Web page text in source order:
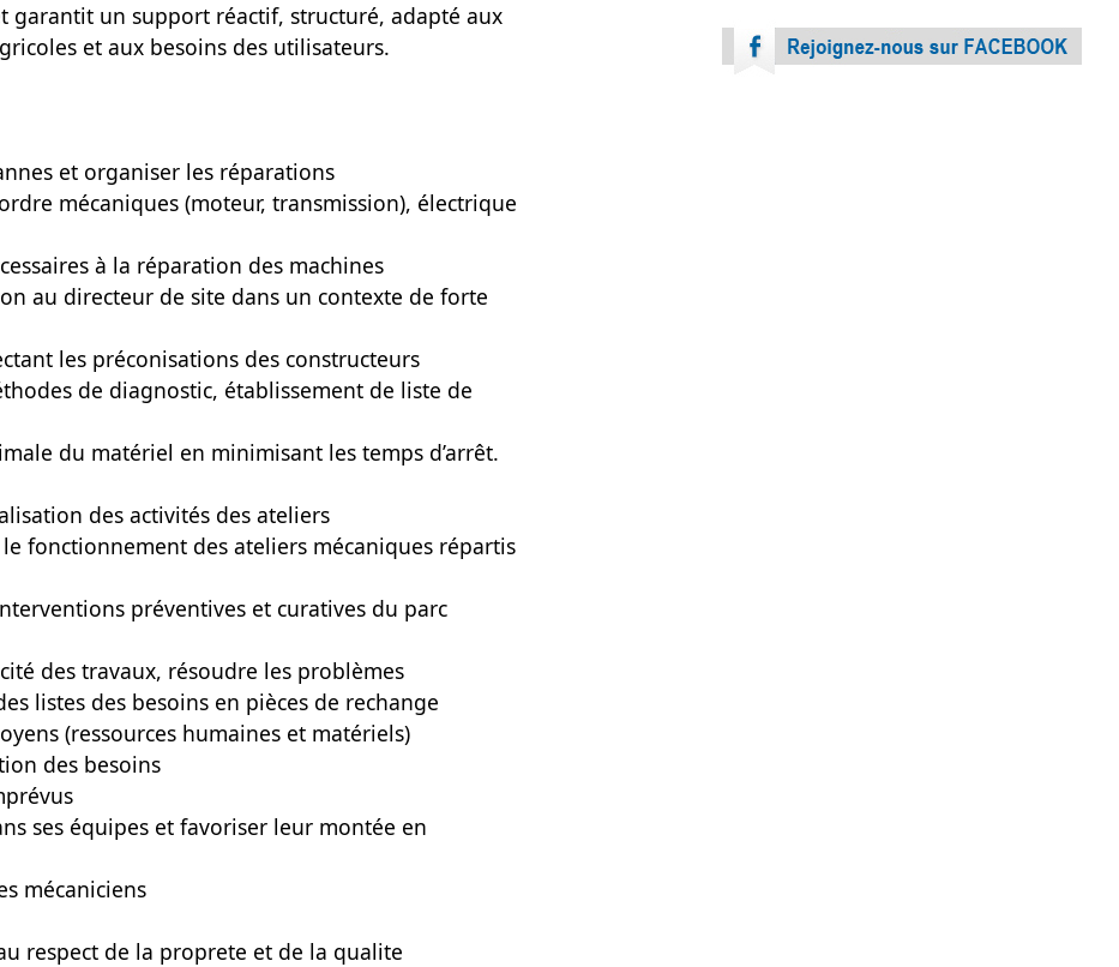
garantit un support réactif, structuré, adapté aux
et aux besoins des utilisateurs.
et organiser les réparations
mécaniques (moteur, transmission), électrique
à la réparation des machines
au directeur de site dans un contexte de forte
les préconisations des constructeurs
de diagnostic, établissement de liste de
du matériel en minimisant les temps d’arrêt.
des activités des ateliers
fonctionnement des ateliers mécaniques répartis
préventives et curatives du parc
des travaux, résoudre les problèmes
listes des besoins en pièces de rechange
(ressources humaines et matériels)
des besoins
ses équipes et favoriser leur montée en
mécaniciens
respect de la proprete et de la qualite